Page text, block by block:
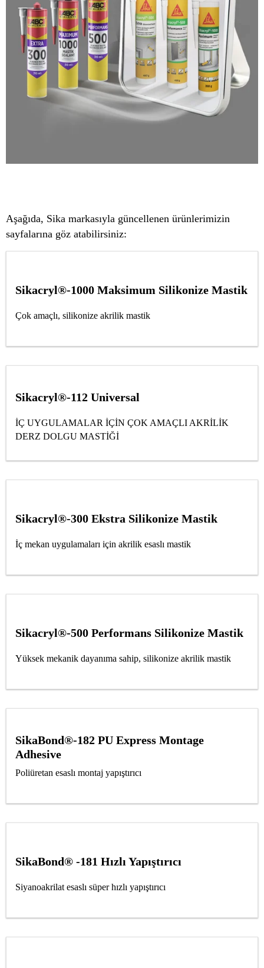
Aşağıda, Sika markasıyla güncellenen ürünlerimizin
sayfalarına göz atabilirsiniz:
Sikacryl®-1000 Maksimum Silikonize Mastik
Çok amaçlı, silikonize akrilik mastik
Sikacryl®-112 Universal
İÇ UYGULAMALAR İÇİN ÇOK AMAÇLI AKRİLİK
DERZ DOLGU MASTİĞİ
Sikacryl®-300 Ekstra Silikonize Mastik
İç mekan uygulamaları için akrilik esaslı mastik
Sikacryl®-500 Performans Silikonize Mastik
Yüksek mekanik dayanıma sahip, silikonize akrilik mastik
SikaBond®-182 PU Express Montage
Adhesive
Poliüretan esaslı montaj yapıştırıcı
SikaBond® -181 Hızlı Yapıştırıcı
Siyanoakrilat esaslı süper hızlı yapıştırıcı